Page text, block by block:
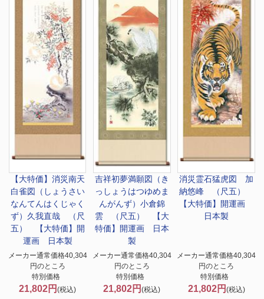
【大特価】 消災南天
白雀図（しょうさい
なんてんはくじゃく
ず）久我直哉 （尺
五） 【大特価】開
運画 日本製
メーカー通常価格40,304
円のところ
特別価格
21,802円(税込)
吉祥初夢満願図（き
っしょうはつゆめま
んがんず）小倉錦
雲 （尺五） 【大
特価】開運画 日本
製
メーカー通常価格40,304
円のところ
特別価格
21,802円(税込)
消災霊石猛虎図 加
納悠峰 （尺五）
【大特価】開運画
日本製
メーカー通常価格40,304
円のところ
特別価格
21,802円 (税込)